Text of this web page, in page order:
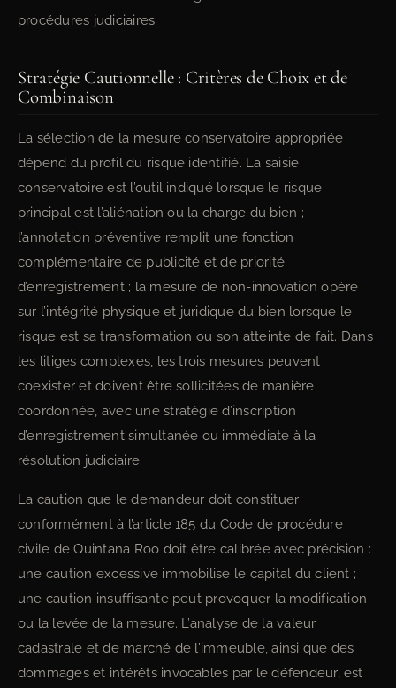
procédures judiciaires.
Stratégie Cautionnelle : Critères de Choix et de
Combinaison
La sélection de la mesure conservatoire appropriée
dépend du profil du risque identifié. La saisie
conservatoire est l’outil indiqué lorsque le risque
principal est l’aliénation ou la charge du bien ;
l’annotation préventive remplit une fonction
complémentaire de publicité et de priorité
d’enregistrement ; la mesure de non-innovation opère
sur l’intégrité physique et juridique du bien lorsque le
risque est sa transformation ou son atteinte de fait. Dans
les litiges complexes, les trois mesures peuvent
coexister et doivent être sollicitées de manière
coordonnée, avec une stratégie d’inscription
d’enregistrement simultanée ou immédiate à la
résolution judiciaire.
La caution que le demandeur doit constituer
conformément à l’article 185 du Code de procédure
civile de Quintana Roo doit être calibrée avec précision :
une caution excessive immobilise le capital du client ;
une caution insuffisante peut provoquer la modification
ou la levée de la mesure. L’analyse de la valeur
cadastrale et de marché de l’immeuble, ainsi que des
dommages et intérêts invocables par le défendeur, est